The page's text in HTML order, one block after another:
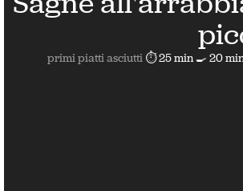
primi piatti asciutti ⏱ 25 min🍳 20